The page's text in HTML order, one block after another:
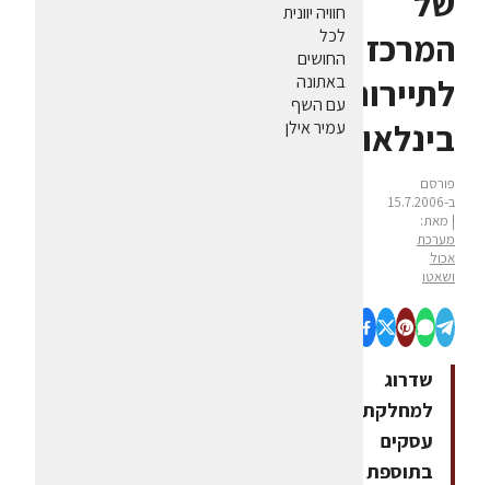
המרכז
לתיירות
בינלאומית
פורסם
ב-15.7.2006
| מאת:
מערכת
אכול
ושאטו
שדרוג
למחלקת
עסקים
בתוספת